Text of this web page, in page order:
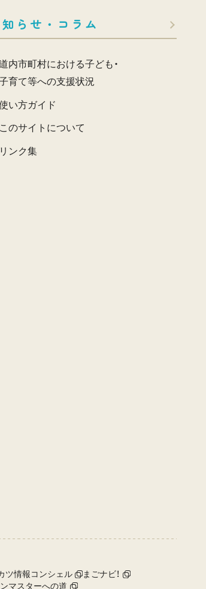
らせ・コラム
内市町村における子ども・
育て等への支援状況
い方ガイド
このサイトについて
リンク集
ツ情報コンシェル
まごナビ！
マスターへの道